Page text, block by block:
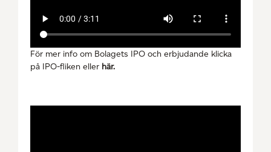
För mer info om Bolagets IPO och erbjudande klicka
på IPO-fliken eller här.